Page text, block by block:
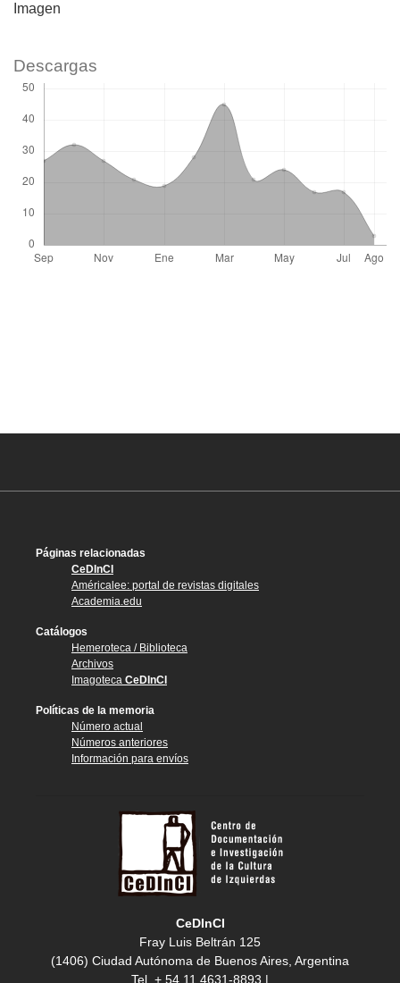
Imagen
Descargas
Páginas relacionadas
CeDInCI
Américalee: portal de revistas digitales
Academia.edu
Catálogos
Hemeroteca / Biblioteca
Archivos
Imagoteca CeDInCI
Políticas de la memoria
Número actual
Números anteriores
Información para envíos
CeDInCI
Fray Luis Beltrán 125
(1406) Ciudad Autónoma de Buenos Aires, Argentina
Tel. + 54 11 4631-8893 |